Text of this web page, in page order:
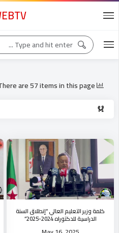
are 57 items in this page
كلمة وزير التعليم العالي “إنطلاق السنة
الدراسية للدكتوراه 2024-2025”